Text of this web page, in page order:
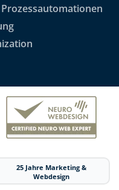
25 Jahre Marketing &
Webdesign